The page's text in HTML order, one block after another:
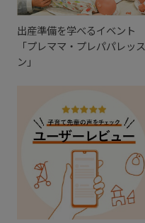
出産準備を学べるイベント
「プレママ・プレパパレッス
ン」